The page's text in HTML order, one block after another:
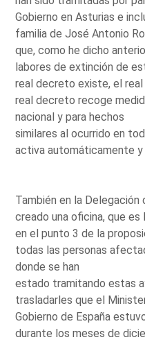
Gobierno en Asturias e
familia de José Antonio
que, como he dicho
labores de extinción de
real decreto existe, el
real decreto recoge
nacional y para hechos
similares al ocurrido en
activa automáticamente y
También en la Delegación
creado una oficina, que
en el punto 3 de la
todas las personas
donde se han
estado tramitando estas
trasladarles que el
Gobierno de España
durante los meses de